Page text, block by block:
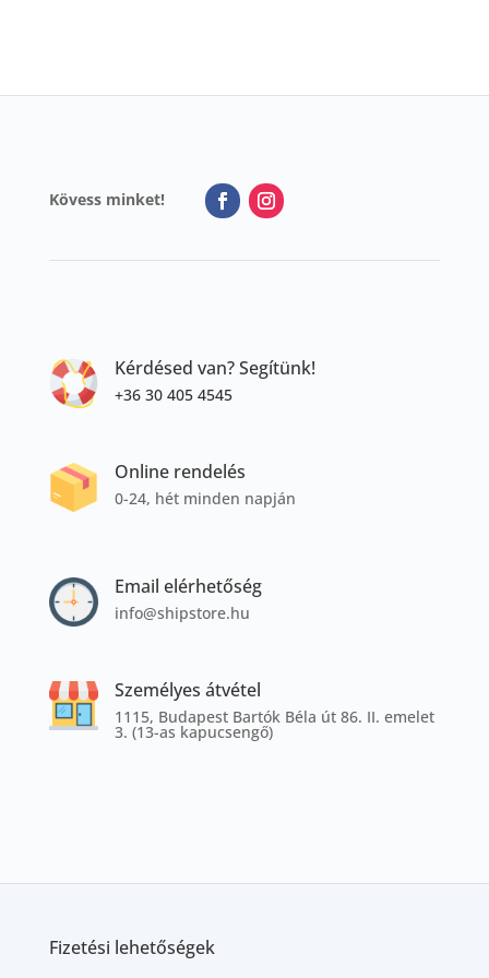
Kövess minket!
Kérdésed van? Segítünk!
+36 30 405 4545
Online rendelés
0-24, hét minden napján
Email elérhetőség
info@shipstore.hu
Személyes átvétel
1115, Budapest Bartók Béla út 86. II. emelet
3. (13-as kapucsengő)
Fizetési lehetőségek